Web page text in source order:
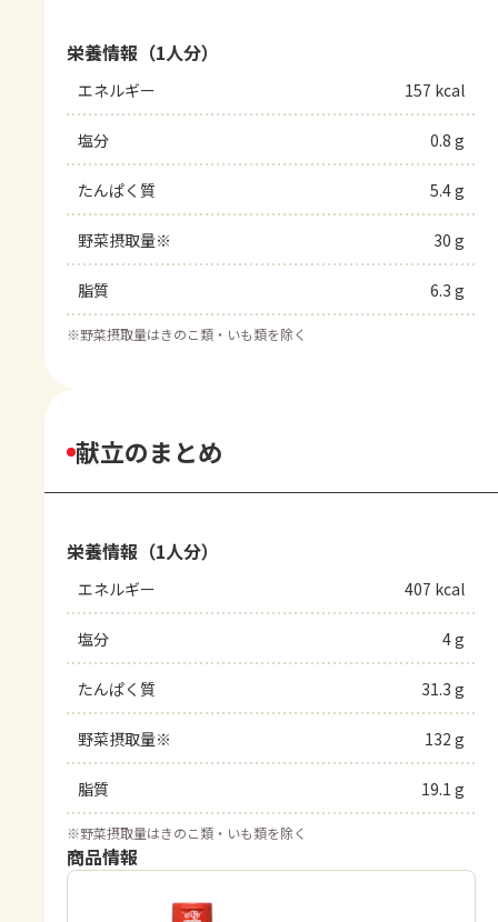
栄養情報（1人分）
エネルギー 157 kcal
塩分 0.8 g
たんぱく質 5.4 g
野菜摂取量※ 30 g
脂質 6.3 g
※野菜摂取量はきのこ類・いも類を除く
献立のまとめ
栄養情報（1人分）
エネルギー 407 kcal
塩分 4 g
たんぱく質 31.3 g
野菜摂取量※ 132 g
脂質 19.1 g
※野菜摂取量はきのこ類・いも類を除く
商品情報